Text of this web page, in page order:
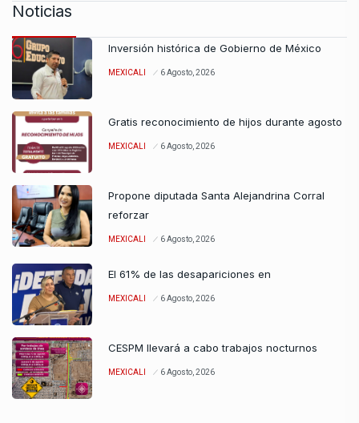
Noticias
Inversión histórica de Gobierno de México
MEXICALI 6 Agosto, 2026
Gratis reconocimiento de hijos durante agosto
MEXICALI 6 Agosto, 2026
Propone diputada Santa Alejandrina Corral
reforzar
MEXICALI 6 Agosto, 2026
El 61% de las desapariciones en
MEXICALI 6 Agosto, 2026
CESPM llevará a cabo trabajos nocturnos
MEXICALI 6 Agosto, 2026